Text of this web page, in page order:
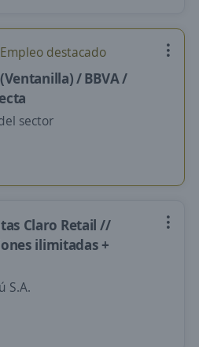
Empleo destacado
/ BBVA /
sector
Claro Retail //
ilimitadas +
S.A.